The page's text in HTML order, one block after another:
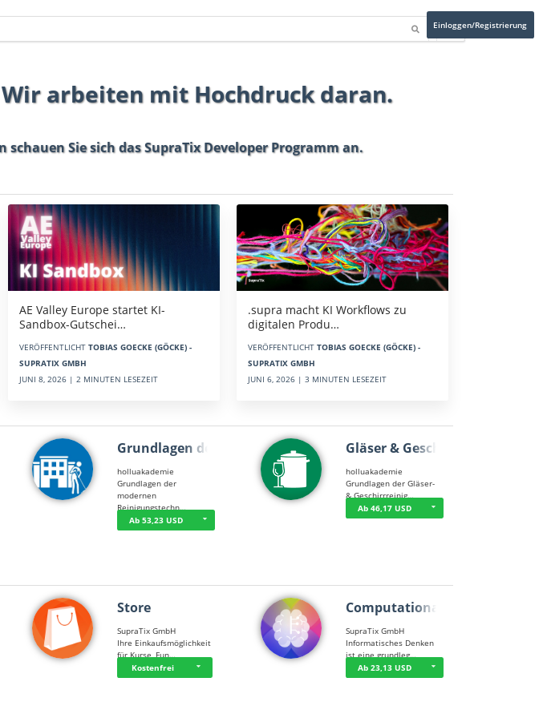
Einloggen/Registrierung
arbeiten mit Hochdruck daran.
schauen Sie sich dasSupraTix Developer Programman.
AE Valley Europe startet KI-
Sandbox-Gutschei…
VERÖFFENTLICHT TOBIAS GOECKE (GÖCKE) -
SUPRATIX GMBH
JUNI 8, 2026 | 2 MINUTEN LESEZEIT
.supra macht KI Workflows zu
digitalen Produ…
VERÖFFENTLICHT TOBIAS GOECKE (GÖCKE) -
SUPRATIX GMBH
JUNI 6, 2026 | 3 MINUTEN LESEZEIT
Grundlagen der …
holluakademie
Grundlagen der
modernen
Reinigungstechn…
Ab 53,23 USD
Gläser & Geschi…
holluakademie
Grundlagen der Gläser-
& Geschirrreinig…
Ab 46,17 USD
Store
SupraTix GmbH
Ihre Einkaufsmöglichkeit
für Kurse, Fun…
Kostenfrei
Computational T…
SupraTix GmbH
Informatisches Denken
ist eine grundleg…
Ab 23,13 USD